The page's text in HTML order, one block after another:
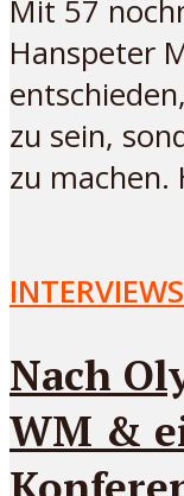
Mit 57
Hanspeter
zu sein,
zu machen.
INTERVIEWS
Nach
WM &